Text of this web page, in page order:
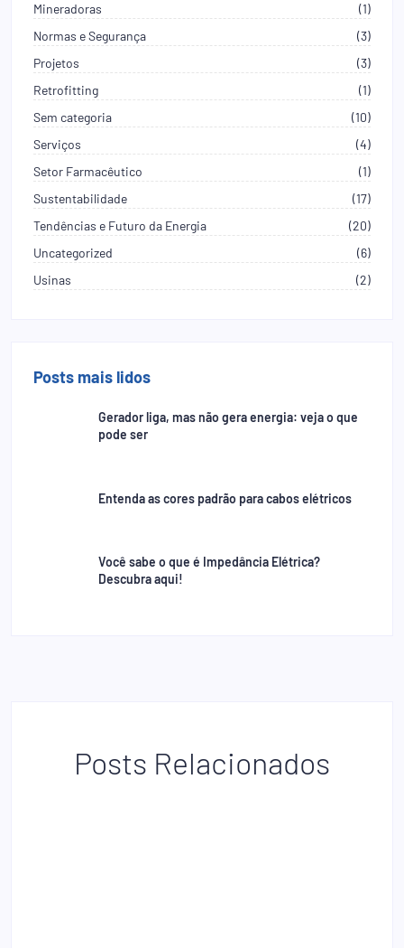
Mineradoras
(1)
Normas e Segurança
(3)
Projetos
(3)
Retrofitting
(1)
Sem categoria
(10)
Serviços
(4)
Setor Farmacêutico
(1)
Sustentabilidade
(17)
Tendências e Futuro da Energia
(20)
Uncategorized
(6)
Usinas
(2)
Posts mais lidos
Gerador liga, mas não gera energia: veja o que
pode ser
Entenda as cores padrão para cabos elétricos
Você sabe o que é Impedância Elétrica?
Descubra aqui!
Posts Relacionados